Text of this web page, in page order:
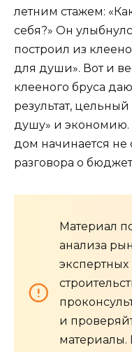
летним стажем:
себя?» Он
построил из
для души». Вот и
клееного бруса
результат,
душу» и экономию.
дом начинается не
разговора о
Материал
анализа
и
материалы.